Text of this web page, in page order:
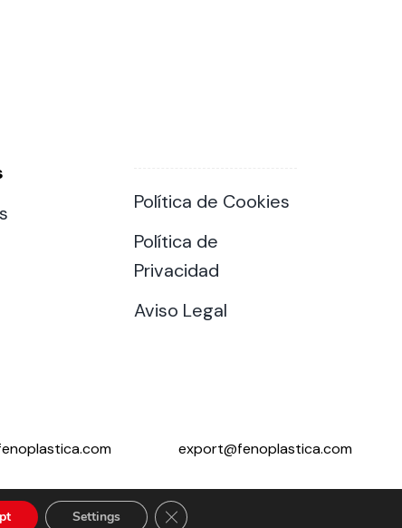
Política de Cookies
Política de
Privacidad
Aviso Legal
export@fenoplastica.com
Settings Close GDPR Cookie Banner